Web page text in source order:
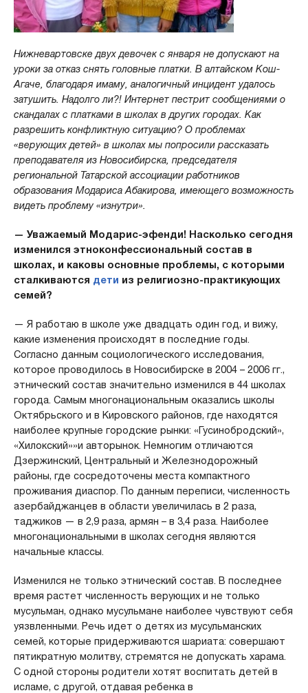
Нижневартовске двух девочек с января не допускают на
уроки за отказ снять головные платки. В алтайском Кош-
Агаче, благодаря имаму, аналогичный инцидент удалось
затушить. Надолго ли?! Интернет пестрит сообщениями о
скандалах с платками в школах в других городах. Как
разрешить конфликтную ситуацию? О проблемах
«верующих детей» в школах мы попросили рассказать
преподавателя из Новосибирска, председателя
региональной Татарской ассоциации работников
образования Модариса Абакирова, имеющего возможность
видеть проблему «изнутри».
— Уважаемый Модарис-эфенди! Насколько сегодня
изменился этноконфессиональный состав в
школах, и каковы основные проблемы, с которыми
сталкиваются дети из религиозно-практикующих
семей?
— Я работаю в школе уже двадцать один год, и вижу,
какие изменения происходят в последние годы.
Согласно данным социологического исследования,
которое проводилось в Новосибирске в 2004 – 2006 гг.,
этнический состав значительно изменился в 44 школах
города. Самым многонациональным оказались школы
Октябрьского и в Кировского районов, где находятся
наиболее крупные городские рынки: «Гусинобродский»,
«Хилокский»»и авторынок. Немногим отличаются
Дзержинский, Центральный и Железнодорожный
районы, где сосредоточены места компактного
проживания диаспор. По данным переписи, численность
азербайджанцев в области увеличилась в 2 раза,
таджиков — в 2,9 раза, армян – в 3,4 раза. Наиболее
многонациональными в школах сегодня являются
начальные классы.
Изменился не только этнический состав. В последнее
время растет численность верующих и не только
мусульман, однако мусульмане наиболее чувствуют себя
уязвленными. Речь идет о детях из мусульманских
семей, которые придерживаются шариата: совершают
пятикратную молитву, стремятся не допускать харама.
С одной стороны родители хотят воспитать детей в
исламе, с другой, отдавая ребенка в